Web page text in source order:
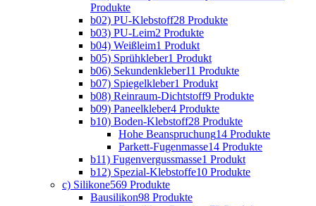
Produkte
b02) PU-Klebstoff28 Produkte
b03) PU-Leim2 Produkte
b04) Weißleim1 Produkt
b05) Sprühkleber1 Produkt
b06) Sekundenkleber11 Produkte
b07) Spiegelkleber1 Produkt
b08) Reinraum-Dichtstoff9 Produkte
b09) Paneelkleber4 Produkte
b10) Boden-Klebstoff28 Produkte
Hohe Beanspruchung14 Produkte
Parkett-Fugenmasse14 Produkte
b11) Fugenvergussmasse1 Produkt
b12) Spezial-Klebstoffe10 Produkte
c) Silikone569 Produkte
Bausilikon98 Produkte